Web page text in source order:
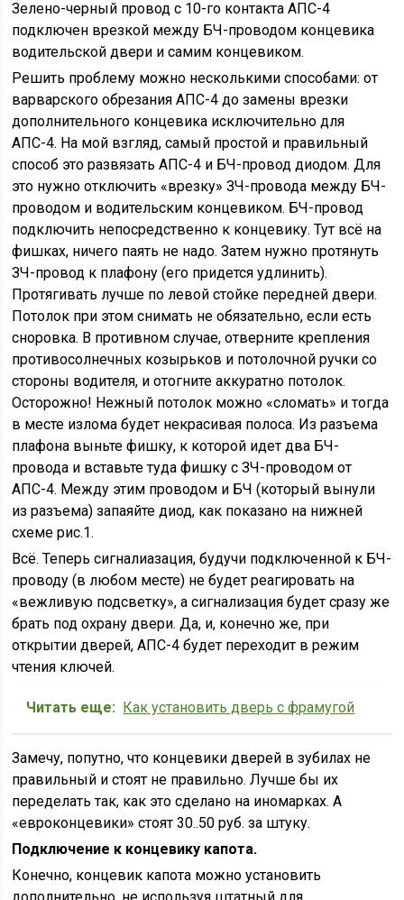
Зелено-черный провод с 10-го контакта АПС-4
подключен врезкой между БЧ-проводом концевика
водительской двери и самим концевиком.
Решить проблему можно несколькими способами: от
варварского обрезания АПС-4 до замены врезки
дополнительного концевика исключительно для
АПС-4. На мой взгляд, самый простой и правильный
способ это развязать АПС-4 и БЧ-провод диодом. Для
это нужно отключить «врезку» ЗЧ-провода между БЧ-
проводом и водительским концевиком. БЧ-провод
подключить непосредственно к концевику. Тут всё на
фишках, ничего паять не надо. Затем нужно протянуть
ЗЧ-провод к плафону (его придется удлинить).
Протягивать лучше по левой стойке передней двери.
Потолок при этом снимать не обязательно, если есть
сноровка. В противном случае, отверните крепления
противосолнечных козырьков и потолочной ручки со
стороны водителя, и отогните аккуратно потолок.
Осторожно! Нежный потолок можно «сломать» и тогда
в месте излома будет некрасивая полоса. Из разъема
плафона выньте фишку, к которой идет два БЧ-
провода и вставьте туда фишку с ЗЧ-проводом от
АПС-4. Между этим проводом и БЧ (который вынули
из разъема) запаяйте диод, как показано на нижней
схеме рис.1.
Всё. Теперь сигналиазация, будучи подключенной к БЧ-
проводу (в любом месте) не будет реагировать на
«вежливую подсветку», а сигнализация будет сразу же
брать под охрану двери. Да, и, конечно же, при
открытии дверей, АПС-4 будет переходит в режим
чтения ключей.
Читать еще: Как установить дверь с фрамугой
Замечу, попутно, что концевики дверей в зубилах не
правильный и стоят не правильно. Лучше бы их
переделать так, как это сделано на иномарках. А
«евроконцевики» стоят 30..50 руб. за штуку.
Подключение к концевику капота.
Конечно, концевик капота можно установить